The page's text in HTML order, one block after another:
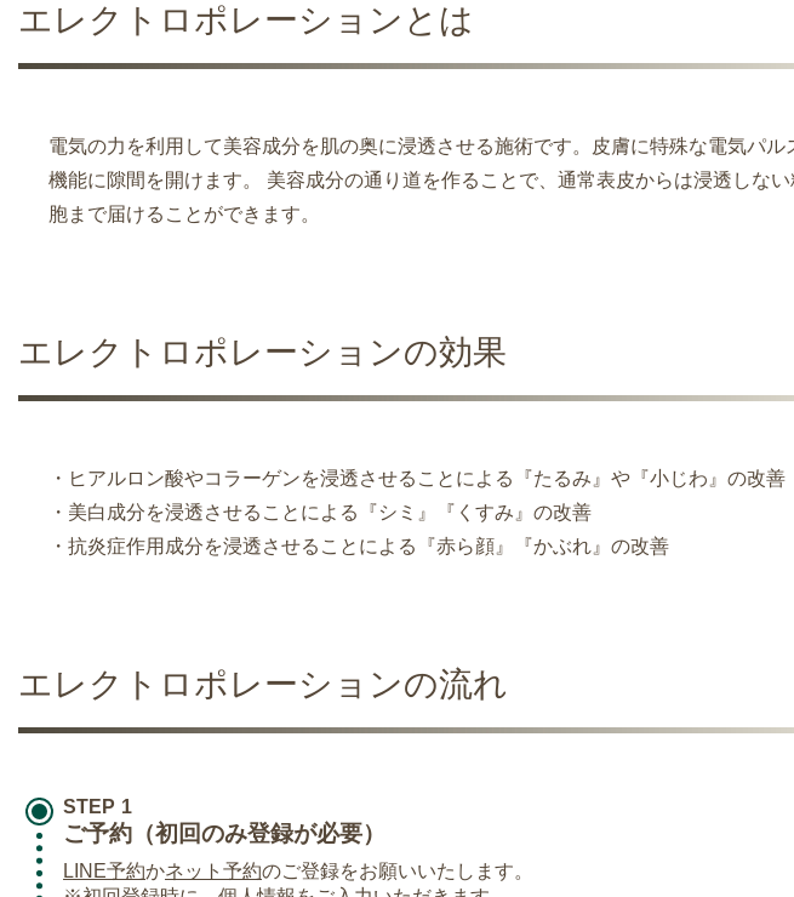
エレクトロポレーションとは
電気の力を利用して美容成分を肌の奥に浸透させる施術です。皮膚に特殊な電気パ
機能に隙間を開けます。 美容成分の通り道を作ることで、通常表皮からは浸透しな
胞まで届けることができます。
エレクトロポレーションの効果
・ヒアルロン酸やコラーゲンを浸透させることによる『たるみ』や『小じわ』の改
・美白成分を浸透させることによる『シミ』『くすみ』の改善
・抗炎症作用成分を浸透させることによる『赤ら顔』『かぶれ』の改善
エレクトロポレーションの流れ
STEP
ご予約（初回のみ登録が必要）
LINE予約かネット予約のご登録をお願いいたします。